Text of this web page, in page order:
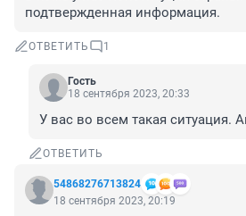
подтвержденная информация.
ОТВЕТИТЬ 1
Гость
18 сентября 2023, 20:33
У вас во всем такая ситуация.
ОТВЕТИТЬ
54868276713824
18 сентября 2023, 20:19